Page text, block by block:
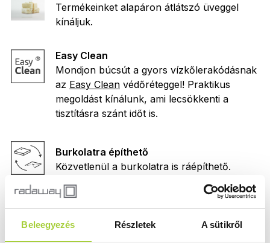
Beleegyezés Részletek A sütikről
Termékeinket alapáron átlátszó üveggel
kínáljuk.
Easy Clean
Mondjon búcsút a gyors vízkőlerakódásnak
az Easy Clean védőréteggel! Praktikus
megoldást kínálunk, ami lecsökkenti a
tisztításra szánt időt is.
Burkolatra építhető
Közvetlenül a burkolatra is ráépíthető.
Az emelőmechanikás zsanér nyitáskor